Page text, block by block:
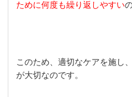
ために何度も繰り返しやすい
このため、適切なケアを施し
が大切なのです。